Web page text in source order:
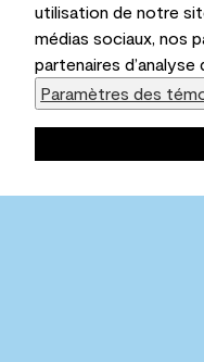
utilisation de notre
médias sociaux, nos
partenaires d’analyse
Paramètres des